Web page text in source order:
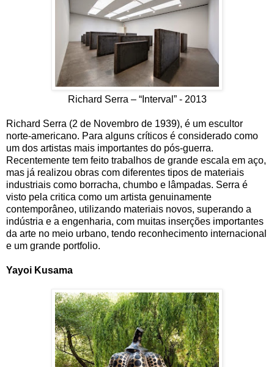
Richard Serra – “Interval” - 2013
Richard Serra (2 de Novembro de 1939), é um escultor
norte-americano. Para alguns críticos é considerado como
um dos artistas mais importantes do pós-guerra.
Recentemente tem feito trabalhos de grande escala em aço,
mas já realizou obras com diferentes tipos de materiais
industriais como borracha, chumbo e lâmpadas. Serra é
visto pela critica como um artista genuinamente
contemporâneo, utilizando materiais novos, superando a
indústria e a engenharia, com muitas inserções importantes
da arte no meio urbano, tendo reconhecimento internacional
e um grande portfolio.
Yayoi Kusama